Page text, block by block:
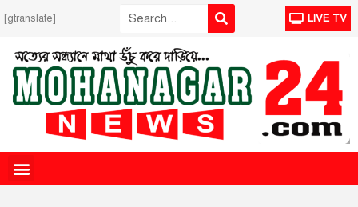
[gtranslate] LIVE TV